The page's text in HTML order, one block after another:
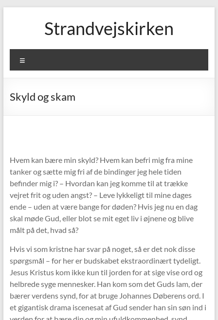
Strandvejskirken
Skyld og skam
Hvem kan bære min skyld? Hvem kan befri mig fra mine
tanker og sætte mig fri af de bindinger jeg hele tiden
befinder mig i? – Hvordan kan jeg komme til at trække
vejret frit og uden angst? – Leve lykkeligt til mine dages
ende – uden at være bange for døden? Hvis jeg nu en dag
skal møde Gud, eller blot se mit eget liv i øjnene og blive
målt på det, hvad så?
Hvis vi som kristne har svar på noget, så er det nok disse
spørgsmål – for her er budskabet ekstraordinært tydeligt.
Jesus Kristus kom ikke kun til jorden for at sige vise ord og
helbrede syge mennesker. Han kom som det Guds lam, der
bærer verdens synd, for at bruge Johannes Døberens ord. I
et gigantisk drama iscenesat af Gud sender han sin søn ind i